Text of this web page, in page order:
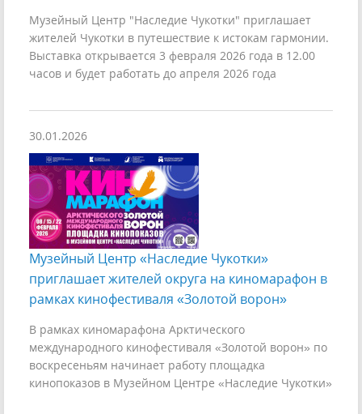
Музейный Центр "Наследие Чукотки" приглашает
жителей Чукотки в путешествие к истокам гармонии.
Выставка открывается 3 февраля 2026 года в 12.00
часов и будет работать до апреля 2026 года
30.01.2026
Музейный Центр «Наследие Чукотки»
приглашает жителей округа на киномарафон в
рамках кинофестиваля «Золотой ворон»
В рамках киномарафона Арктического
международного кинофестиваля «Золотой ворон» по
воскресеньям начинает работу площадка
кинопоказов в Музейном Центре «Наследие Чукотки»